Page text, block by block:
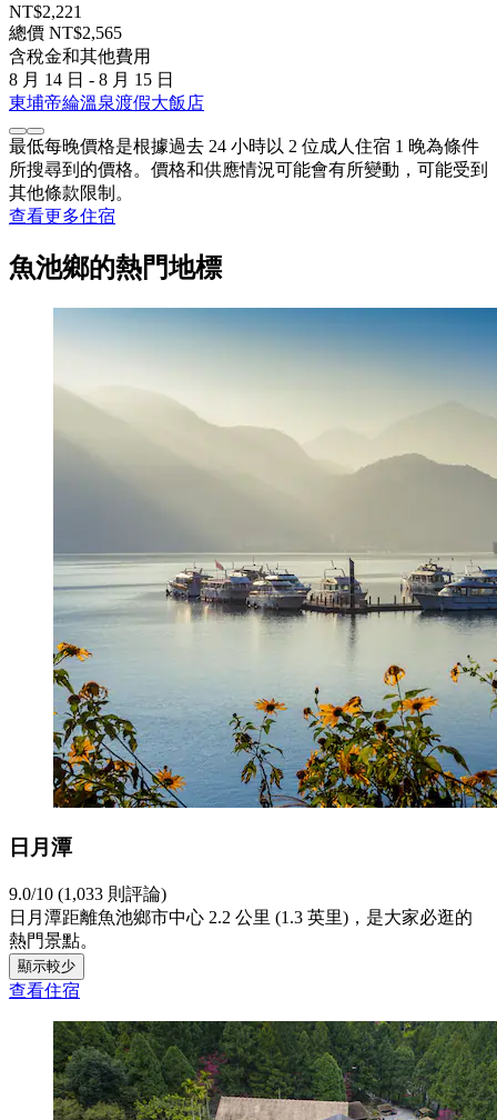
NT$2,221
總價 NT$2,565
含稅金和其他費用
8 月 14 日 - 8 月 15 日
東埔帝綸溫泉渡假大飯店
最低每晚價格是根據過去 24 小時以 2 位成人住宿 1 晚為條件
所搜尋到的價格。價格和供應情況可能會有所變動，可能受到
其他條款限制。
查看更多住宿
魚池鄉的熱門地標
日月潭
9.0/10 (1,033 則評論)
日月潭距離魚池鄉市中心 2.2 公里 (1.3 英里)，是大家必逛的
熱門景點。
顯示較少
查看住宿